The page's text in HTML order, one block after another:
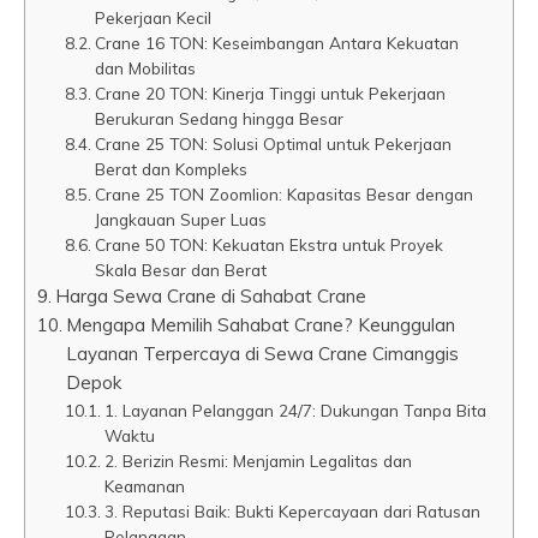
Pekerjaan Kecil
Crane 16 TON: Keseimbangan Antara Kekuatan
dan Mobilitas
Crane 20 TON: Kinerja Tinggi untuk Pekerjaan
Berukuran Sedang hingga Besar
Crane 25 TON: Solusi Optimal untuk Pekerjaan
Berat dan Kompleks
Crane 25 TON Zoomlion: Kapasitas Besar dengan
Jangkauan Super Luas
Crane 50 TON: Kekuatan Ekstra untuk Proyek
Skala Besar dan Berat
Harga Sewa Crane di Sahabat Crane
Mengapa Memilih Sahabat Crane? Keunggulan
Layanan Terpercaya di Sewa Crane Cimanggis
Depok
1. Layanan Pelanggan 24/7: Dukungan Tanpa Bita
Waktu
2. Berizin Resmi: Menjamin Legalitas dan
Keamanan
3. Reputasi Baik: Bukti Kepercayaan dari Ratusan